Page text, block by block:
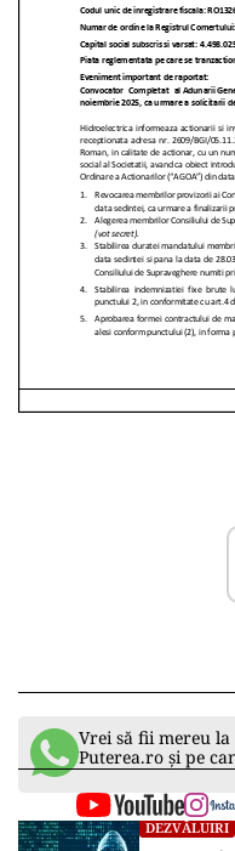
Vrei să fii mereu
Puterea.ro și pe
DEZVĂLUIRI